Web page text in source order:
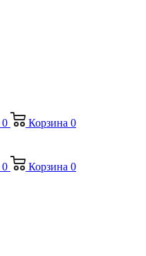
0 Корзина 0
0 Корзина 0